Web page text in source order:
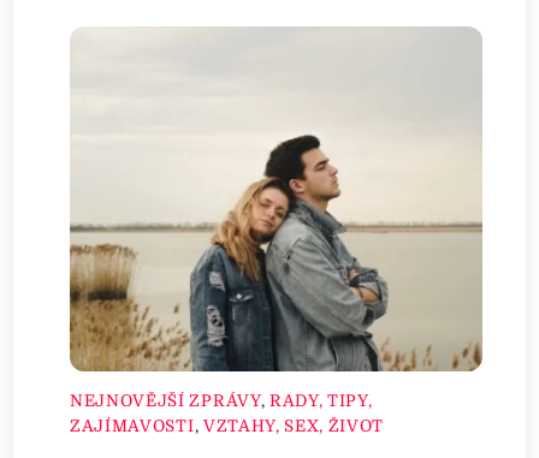
NEJNOVĚJŠÍ ZPRÁVY, RADY, TIPY,
ZAJÍMAVOSTI, VZTAHY, SEX, ŽIVOT